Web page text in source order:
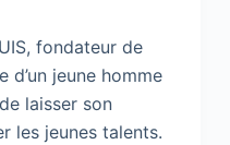
fondateur de
d’un jeune homme
laisser son
les jeunes talents.